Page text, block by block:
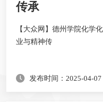
传承
【大众网】德州学院化学
业与精神传
发布时间：2025-04-07